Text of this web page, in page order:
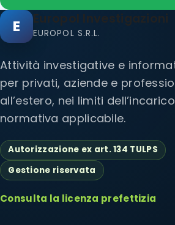
E Europol Investigazioni
EUROPOL S.R.L.
Attività investigative e
per privati, aziende e
all’estero, nei limiti
normativa applicabile.
Autorizzazione ex art. 134 TULPS
Gestione riservata
Consulta la licenza prefettizia